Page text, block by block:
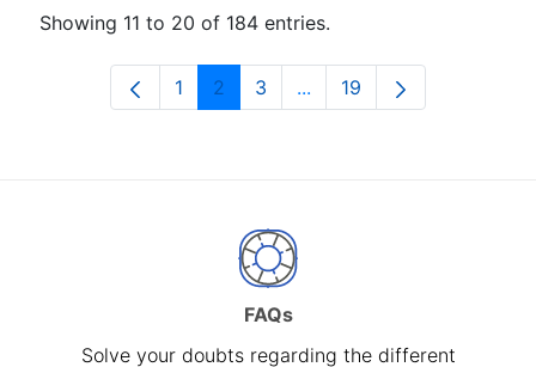
Showing 11 to 20 of 184 entries.
Page
1 Page
2 Page
3 ...Intermediate Pages Use
Page
19
FAQs
Solve your doubts regarding the different